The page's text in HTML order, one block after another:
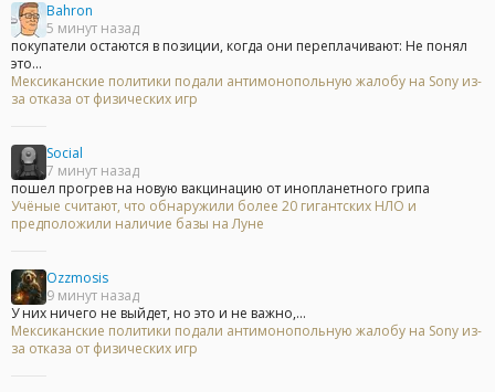
Bahron
5 минут назад
покупатели остаются в позиции, когда они переплачивают: Не понял
это...
Мексиканские политики подали антимонопольную жалобу на Sony из-
за отказа от физических игр
Social
7 минут назад
пошел прогрев на новую вакцинацию от инопланетного грипа
Учёные считают, что обнаружили более 20 гигантских НЛО и
предположили наличие базы на Луне
Ozzmosis
9 минут назад
У них ничего не выйдет, но это и не важно,...
Мексиканские политики подали антимонопольную жалобу на Sony из-
за отказа от физических игр